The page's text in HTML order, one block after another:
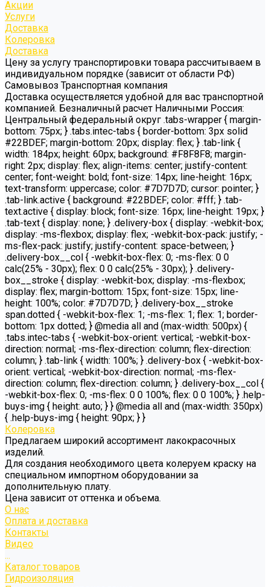
Акции
Услуги
Доставка
Колеровка
Доставка
Цену за услугу транспортировки товара рассчитываем в
индивидуальном порядке (зависит от области РФ)
Самовывоз Транспортная компания
Доставка осуществляется удобной для вас транспортной
компанией. Безналичный расчет Наличными Россия:
Центральный федеральный округ .tabs-wrapper { margin-
bottom: 75px; } .tabs.intec-tabs { border-bottom: 3px solid
#22BDEF; margin-bottom: 20px; display: flex; } .tab-link {
width: 184px; height: 60px; background: #F8F8F8; margin-
right: 2px; display: flex; align-items: center; justify-content:
center; font-weight: bold; font-size: 14px; line-height: 16px;
text-transform: uppercase; color: #7D7D7D; cursor: pointer; }
.tab-link.active { background: #22BDEF; color: #fff; } .tab-
text.active { display: block; font-size: 16px; line-height: 19px; }
.tab-text { display: none; } .delivery-box { display: -webkit-box;
display: -ms-flexbox; display: flex; -webkit-box-pack: justify; -
ms-flex-pack: justify; justify-content: space-between; }
.delivery-box__col { -webkit-box-flex: 0; -ms-flex: 0 0
calc(25% - 30px); flex: 0 0 calc(25% - 30px); } .delivery-
box__stroke { display: -webkit-box; display: -ms-flexbox;
display: flex; margin-bottom: 15px; font-size: 15px; line-
height: 100%; color: #7D7D7D; } .delivery-box__stroke
span.dotted { -webkit-box-flex: 1; -ms-flex: 1; flex: 1; border-
bottom: 1px dotted; } @media all and (max-width: 500px) {
.tabs.intec-tabs { -webkit-box-orient: vertical; -webkit-box-
direction: normal; -ms-flex-direction: column; flex-direction:
column; } .tab-link { width: 100%; } .delivery-box { -webkit-box-
orient: vertical; -webkit-box-direction: normal; -ms-flex-
direction: column; flex-direction: column; } .delivery-box__col {
-webkit-box-flex: 0; -ms-flex: 0 0 100%; flex: 0 0 100%; } .help-
buys-img { height: auto; } } @media all and (max-width: 350px)
{ .help-buys-img { height: 90px; } }
Колеровка
Предлагаем широкий ассортимент лакокрасочных
изделий.
Для создания необходимого цвета колеруем краску на
специальном импортном оборудовании за
дополнительную плату.
Цена зависит от оттенка и объема.
О нас
Оплата и доставка
Контакты
Видео
...
Каталог товаров
Гидроизоляция